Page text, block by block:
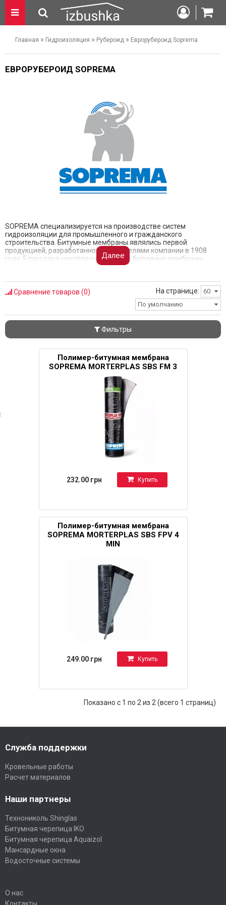
Главная » Гидроизоляция » Рубероид » Еврорубероид Soprema
ЕВРОРУБЕРОИД SOPREMA
SOPREMA специализируется на производстве систем
гидроизоляции для промышленного и гражданского
строительства. Битумные мембраны являлись первой
продукцией, разработанной основателями компании в 1908
году. Благодаря накопленному опыту битумные мембраны
SOPREMА совмещают лучшие мировые тенденции и
долговечность полимерно-битумных мембран отмечены
сертификатом ВВА с определенным и подтвержденным сроком
эксплуатации более 35 лет.
Далее
На странице: 60
По умолчанию
Сравнение товаров (0)
Фильтры
i
Полимер-битумная мембрана
SOPREMA MORTERPLAS SBS FM 3
232.00 грн Купить
Полимер-битумная мембрана
SOPREMA MORTERPLAS SBS FPV 4
MIN
249.00 грн Купить
Показано с 1 по 2 из 2 (всего 1 страниц)
Служба поддержки
Кровельные работы
Расчет материалов
Наши партнеры
Технониколь Shinglas
Битумная черепица IKO
Битумная черепица Aquaizol
Мансардные окна
Водосточные системы
О нас
Контакты